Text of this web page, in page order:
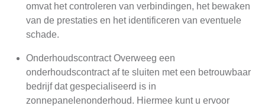
omvat het controleren van verbindingen, het bewaken
van de prestaties en het identificeren van eventuele
schade.
Onderhoudscontract Overweeg een
onderhoudscontract af te sluiten met een betrouwbaar
bedrijf dat gespecialiseerd is in
zonnepanelenonderhoud. Hiermee kunt u ervoor